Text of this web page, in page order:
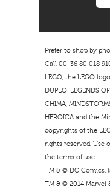
Prefer to shop by
Call 00-36 80 018
LEGO, the LEGO logo,
DUPLO, LEGENDS OF
CHIMA,
HEROICA and the
copyrights of the
rights reserved. Use
the terms of use.
TM & © DC Comics.
TM & © 2014 Marvel